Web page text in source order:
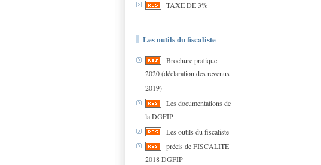
TAXE DE 3%
Les outils du fiscaliste
Brochure pratique
2020 (déclaration des revenus
2019)
Les documentations de
la DGFIP
Les outils du fiscaliste
précis de FISCALITE
2018 DGFIP